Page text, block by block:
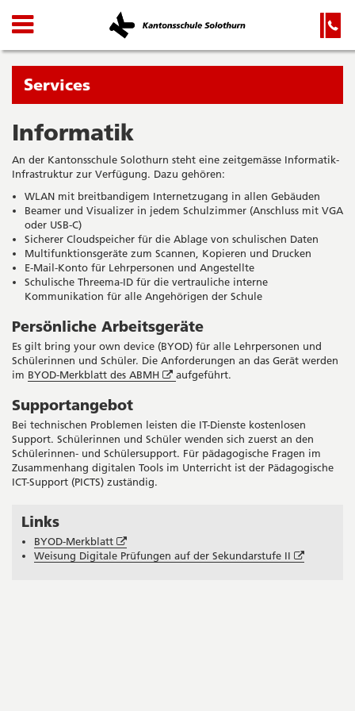
Kanton
Solothurn
Wichtige
Seiten
Startseite
Hauptnavigation
Inhalt
Sitemap
Navigation
und
Suche
Navigation
Sie
befinden
sich
gerade
in:
Services
Informatik
An der Kantonsschule Solothurn steht eine zeitgemässe Informatik-
Infrastruktur zur Verfügung. Dazu gehören:
WLAN mit breitbandigem Internetzugang in allen Gebäuden
Beamer und Visualizer in jedem Schulzimmer (Anschluss mit VGA
oder USB-C)
Sicherer Cloudspeicher für die Ablage von schulischen Daten
Multifunktionsgeräte zum Scannen, Kopieren und Drucken
E-Mail-Konto für Lehrpersonen und Angestellte
Schulische Threema-ID für die vertrauliche interne
Kommunikation für alle Angehörigen der Schule
Persönliche Arbeitsgeräte
Es gilt bring your own device (BYOD) für alle Lehrpersonen und
Schülerinnen und Schüler. Die Anforderungen an das Gerät werden
im BYOD-Merkblatt des ABMH
Öffnet
aufgeführt.
Supportangebot
Bei technischen Problemen leisten die IT-Dienste kostenlosen
Support. Schülerinnen und Schüler wenden sich zuerst an den
Schülerinnen- und Schülersupport. Für pädagogische Fragen im
Zusammenhang digitalen Tools im Unterricht ist der Pädagogische
ICT-Support (PICTS) zuständig.
Seitenleiste
Links
BYOD-Merkblatt
Öffnet
in
Weisung Digitale Prüfungen auf der Sekundarstufe II
Öffnet